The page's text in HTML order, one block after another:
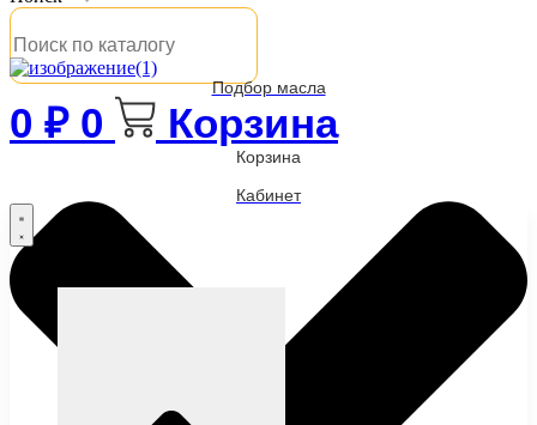
Подбор масла
0 ₽ 0 Корзина
Корзина
Кабинет